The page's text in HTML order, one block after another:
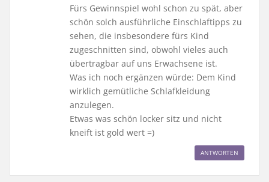
Fürs Gewinnspiel wohl schon zu spät, aber
schön solch ausführliche Einschlaftipps zu
sehen, die insbesondere fürs Kind
zugeschnitten sind, obwohl vieles auch
übertragbar auf uns Erwachsene ist.
Was ich noch ergänzen würde: Dem Kind
wirklich gemütliche Schlafkleidung
anzulegen.
Etwas was schön locker sitz und nicht
kneift ist gold wert =)
ANTWORTEN